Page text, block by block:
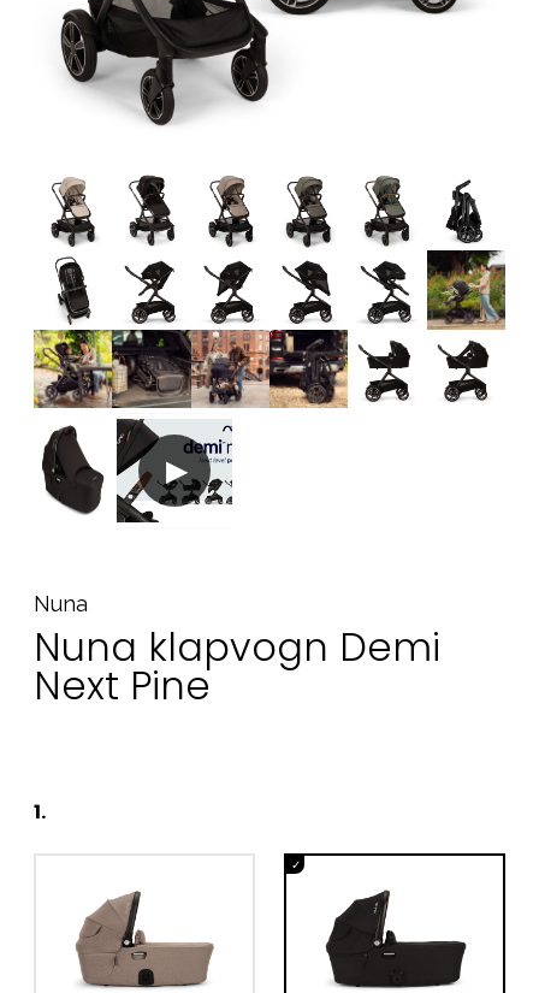
Nuna
Nuna klapvogn Demi
Next Pine
1.
Kampagner
Tips til gaver
Vores favoritter
Sol og svømning Outlet
Guide
Kontakt os på
Vores butik